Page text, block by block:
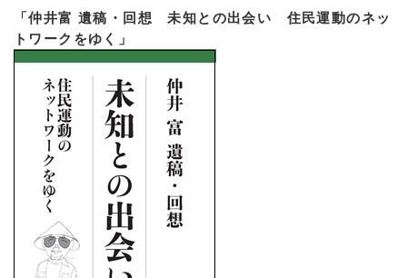
「仲井富 遺稿・回想 未知との出会い 住民運動のネッ
トワークをゆく」